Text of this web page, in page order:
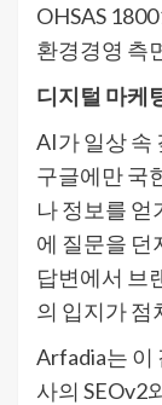
OHSAS
환경경영 측
디지털 마케
AI가 일상 속
구글에만 국
나 정보를 얻
에 질문을 던
답변에서 브
의 입지가 점
Arfadia는 이
사의 SEOv2